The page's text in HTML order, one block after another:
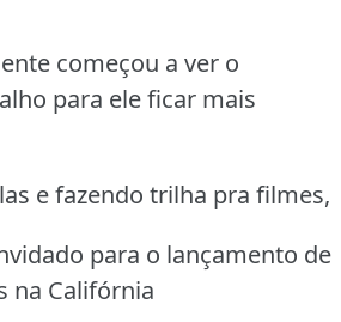
começou a ver o
para ele ficar mais
e fazendo trilha pra filmes,
para o lançamento de
na Califórnia